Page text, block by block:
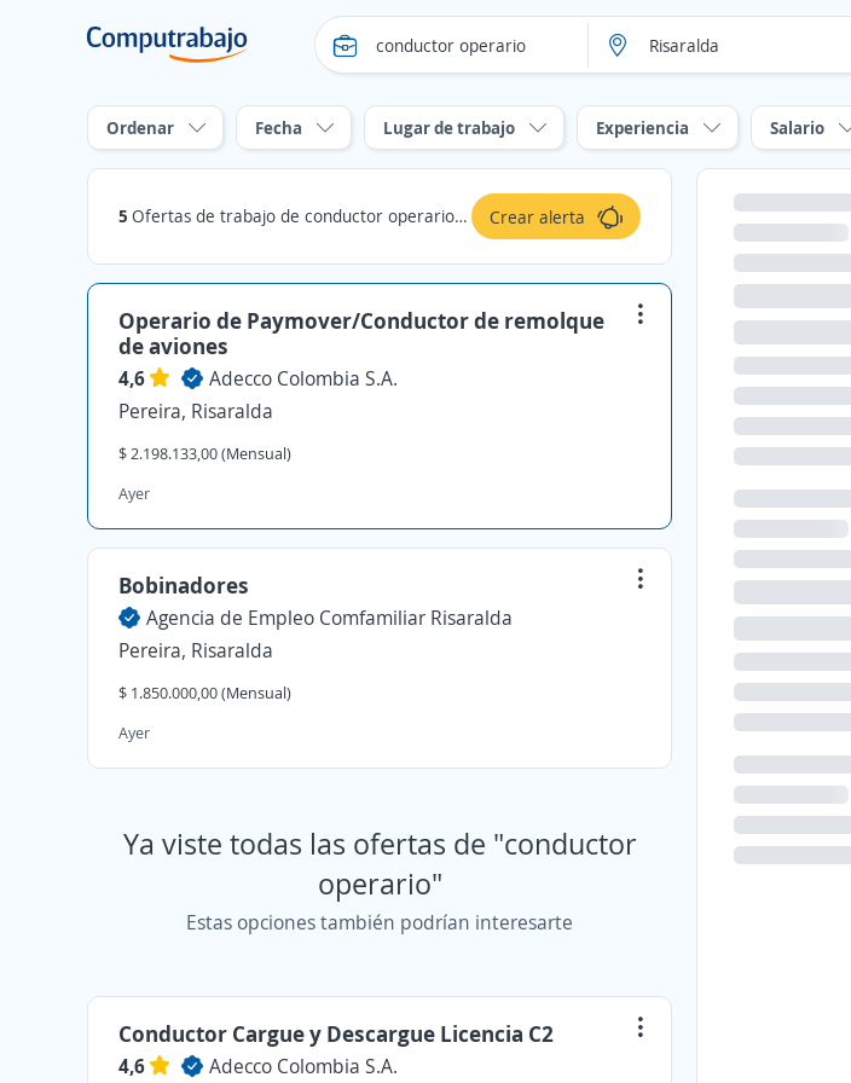
Ordenar Fecha Lugar de trabajo Experiencia Salario
5 Ofertas de trabajo de conductor operario en Risaralda Crear alerta
Operario de Paymover/Conductor de remolque
de aviones
4,6
Adecco Colombia S.A.
Pereira, Risaralda
$ 2.198.133,00 (Mensual)
Ayer
Bobinadores
Agencia de Empleo Comfamiliar Risaralda
Pereira, Risaralda
$ 1.850.000,00 (Mensual)
Ayer
Ya viste todas las ofertas de "conductor
operario"
Estas opciones también podrían interesarte
Conductor Cargue y Descargue Licencia C2
4,6 Adecco Colombia S.A.